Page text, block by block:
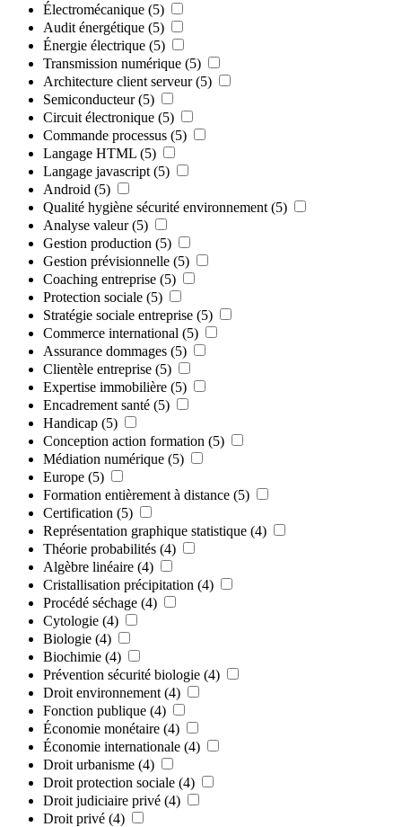
Électromécanique (5)
Audit énergétique (5)
Énergie électrique (5)
Transmission numérique (5)
Architecture client serveur (5)
Semiconducteur (5)
Circuit électronique (5)
Commande processus (5)
Langage HTML (5)
Langage javascript (5)
Android (5)
Qualité hygiène sécurité environnement (5)
Analyse valeur (5)
Gestion production (5)
Gestion prévisionnelle (5)
Coaching entreprise (5)
Protection sociale (5)
Stratégie sociale entreprise (5)
Commerce international (5)
Assurance dommages (5)
Clientèle entreprise (5)
Expertise immobilière (5)
Encadrement santé (5)
Handicap (5)
Conception action formation (5)
Médiation numérique (5)
Europe (5)
Formation entièrement à distance (5)
Certification (5)
Représentation graphique statistique (4)
Théorie probabilités (4)
Algèbre linéaire (4)
Cristallisation précipitation (4)
Procédé séchage (4)
Cytologie (4)
Biologie (4)
Biochimie (4)
Prévention sécurité biologie (4)
Droit environnement (4)
Fonction publique (4)
Économie monétaire (4)
Économie internationale (4)
Droit urbanisme (4)
Droit protection sociale (4)
Droit judiciaire privé (4)
Droit privé (4)